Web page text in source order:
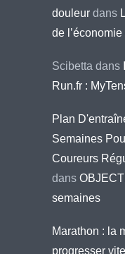
douleur dans
de
Scibetta dans
Run.fr :
Plan
Semaines
Coureurs
dans
semaines
Marathon : la
progresser vite